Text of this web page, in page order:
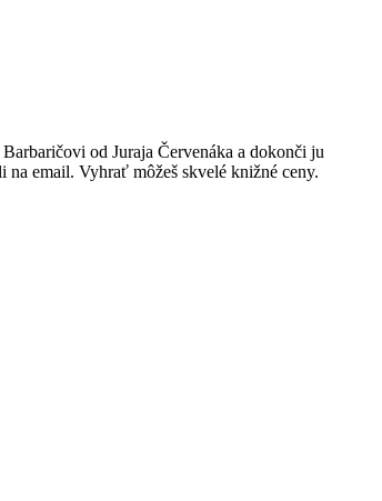
od Juraja Červenáka a dokonči ju
email. Vyhrať môžeš skvelé knižné ceny.